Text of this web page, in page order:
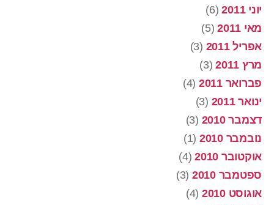
יוני 2011
(6)
מאי 2011
(5)
אפריל 2011
(3)
מרץ 2011
(3)
פברואר 2011
(4)
ינואר 2011
(3)
דצמבר 2010
(3)
נובמבר 2010
(1)
אוקטובר 2010
(4)
ספטמבר 2010
(3)
אוגוסט 2010
(4)